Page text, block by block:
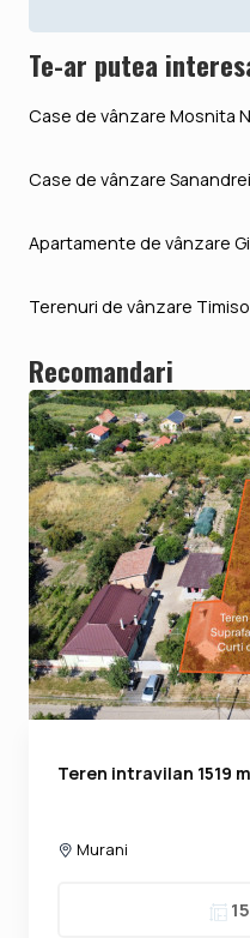
Te-ar putea
Case de vânzare Mosnita
Case de vânzare Sanandrei
Apartamente de vânzare
Terenuri de vânzare
Recomandari
Teren intravilan 1519
Murani